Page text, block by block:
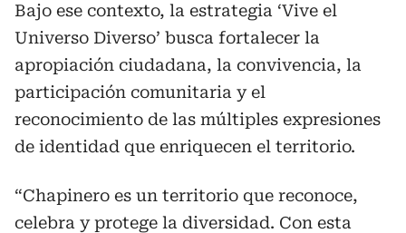
Bajo ese contexto, la estrategia ‘Vive el
Universo Diverso’ busca fortalecer la
apropiación ciudadana, la convivencia, la
participación comunitaria y el
reconocimiento de las múltiples expresiones
de identidad que enriquecen el territorio.
“Chapinero es un territorio que reconoce,
celebra y protege la diversidad. Con esta